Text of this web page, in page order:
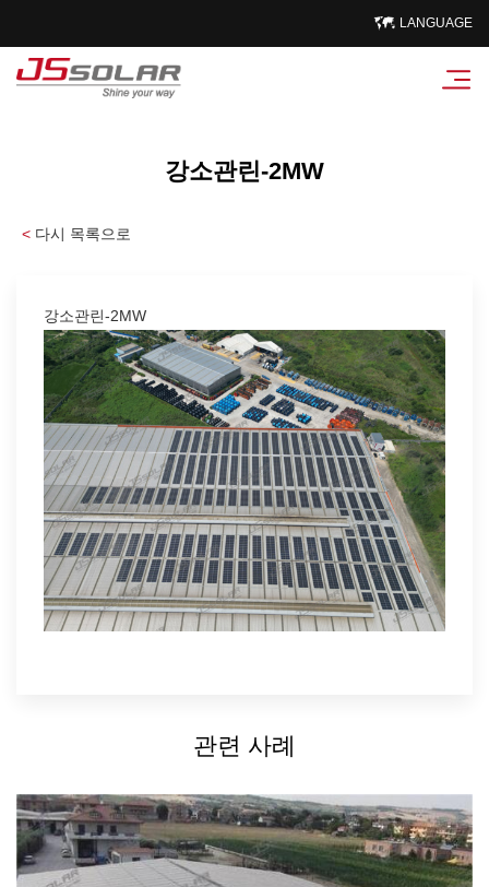
LANGUAGE
강소관린-2MW
< 다시 목록으로
강소관린-2MW
관련 사례